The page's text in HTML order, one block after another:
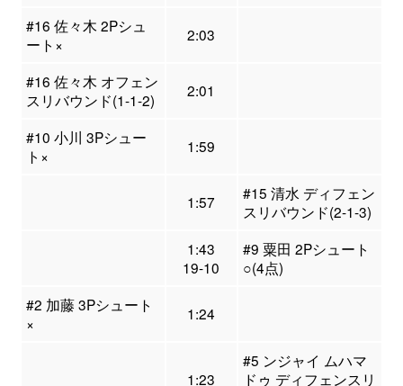
#16 佐々木 2Pシュ
ート×
2:03
#16 佐々木 オフェン
スリバウンド(1-1-2)
2:01
#10 小川 3Pシュー
ト×
1:59
1:57
#15 清水 ディフェン
スリバウンド(2-1-3)
1:43
19-10
#9 粟田 2Pシュート
○(4点)
#2 加藤 3Pシュート
×
1:24
1:23
#5 ンジャイ ムハマ
ドゥ ディフェンスリ